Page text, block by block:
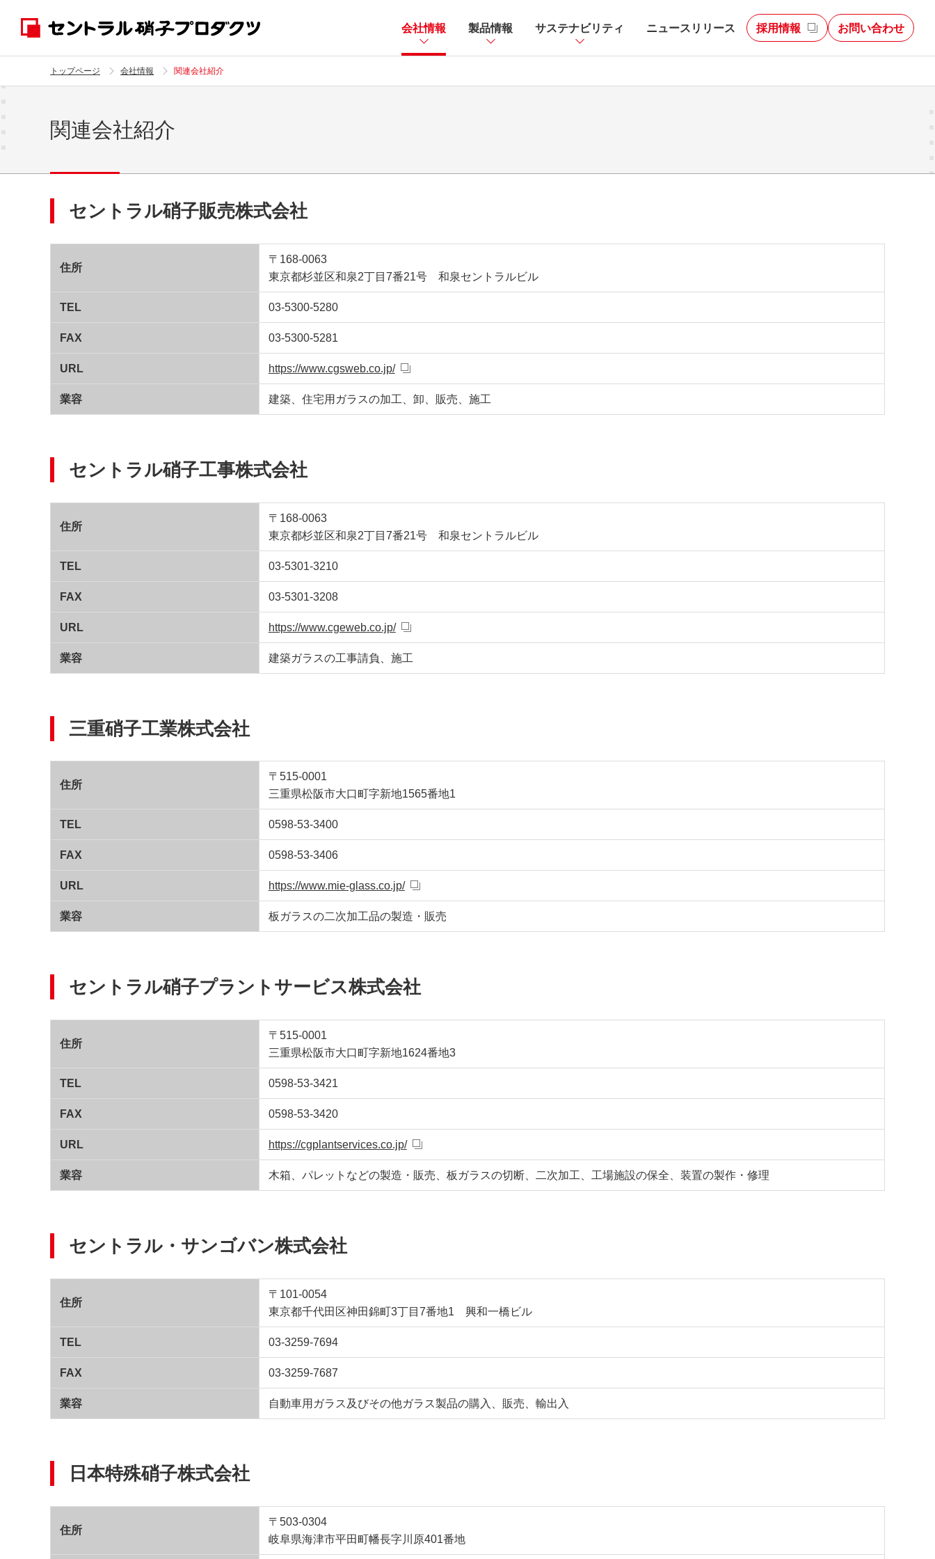
会社情報 製品情報 サステナビリティ ニュースリリース 採用情報 お問い合わせ
トップページ 会社情報 関連会社紹介
関連会社紹介
セントラル硝子販売株式会社
住所
〒168-0063
東京都杉並区和泉2丁目7番21号 和泉セントラルビル
TEL 03-5300-5280
FAX 03-5300-5281
URL https://www.cgsweb.co.jp/
業容 建築、住宅用ガラスの加工、卸、販売、施工
セントラル硝子工事株式会社
住所
〒168-0063
東京都杉並区和泉2丁目7番21号 和泉セントラルビル
TEL 03-5301-3210
FAX 03-5301-3208
URL https://www.cgeweb.co.jp/
業容 建築ガラスの工事請負、施工
三重硝子工業株式会社
住所
〒515-0001
三重県松阪市大口町字新地1565番地1
TEL 0598-53-3400
FAX 0598-53-3406
URL https://www.mie-glass.co.jp/
業容 板ガラスの二次加工品の製造・販売
セントラル硝子プラントサービス株式会社
住所
〒515-0001
三重県松阪市大口町字新地1624番地3
TEL 0598-53-3421
FAX 0598-53-3420
URL https://cgplantservices.co.jp/
業容 木箱、パレットなどの製造・販売、板ガラスの切断、二次加工、工場施設の保全、装置の製作・修理
セントラル・サンゴバン株式会社
住所
〒101-0054
東京都千代田区神田錦町3丁目7番地1 興和一橋ビル
TEL 03-3259-7694
FAX 03-3259-7687
業容 自動車用ガラス及びその他ガラス製品の購入、販売、輸出入
日本特殊硝子株式会社
住所
〒503-0304
岐阜県海津市平田町幡長字川原401番地